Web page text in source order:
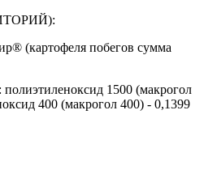
(картофеля побегов сумма
1500 (макрогол
400 (макрогол 400) - 0,1399